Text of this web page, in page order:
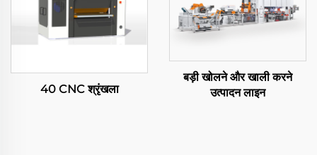
40 CNC श्रृंखला
बड़ी खोलने और खाली करने
उत्पादन लाइन